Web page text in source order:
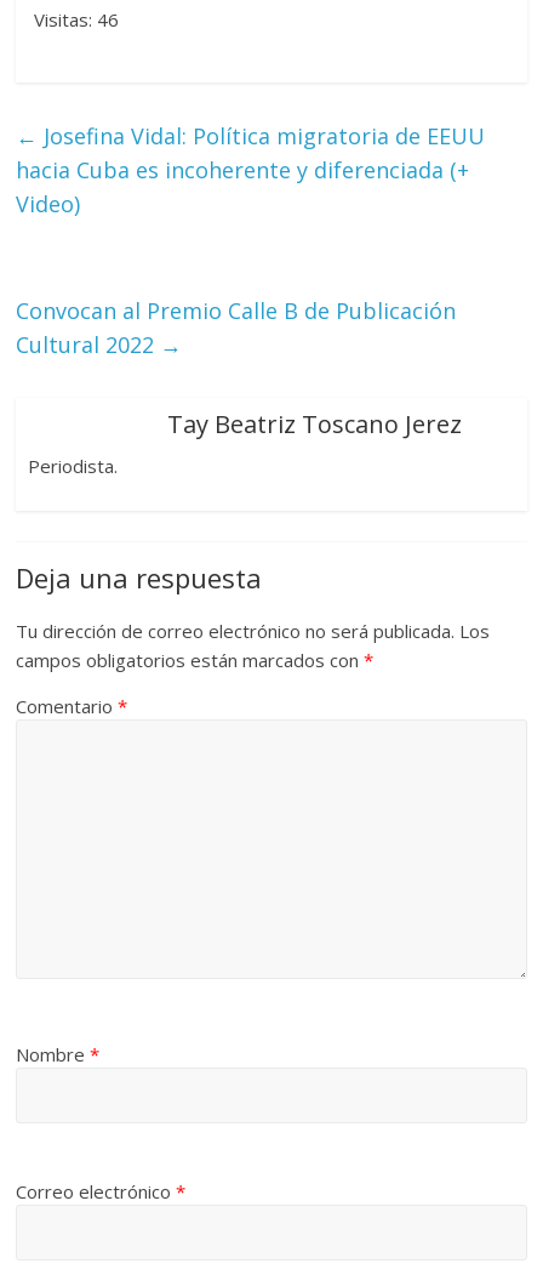
Visitas: 46
← Josefina Vidal: Política migratoria de EEUU
hacia Cuba es incoherente y diferenciada (+
Video)
Convocan al Premio Calle B de Publicación
Cultural 2022 →
Tay Beatriz Toscano Jerez
Periodista.
Deja una respuesta
Tu dirección de correo electrónico no será publicada. Los
campos obligatorios están marcados con*
Comentario*
Nombre*
Correo electrónico*